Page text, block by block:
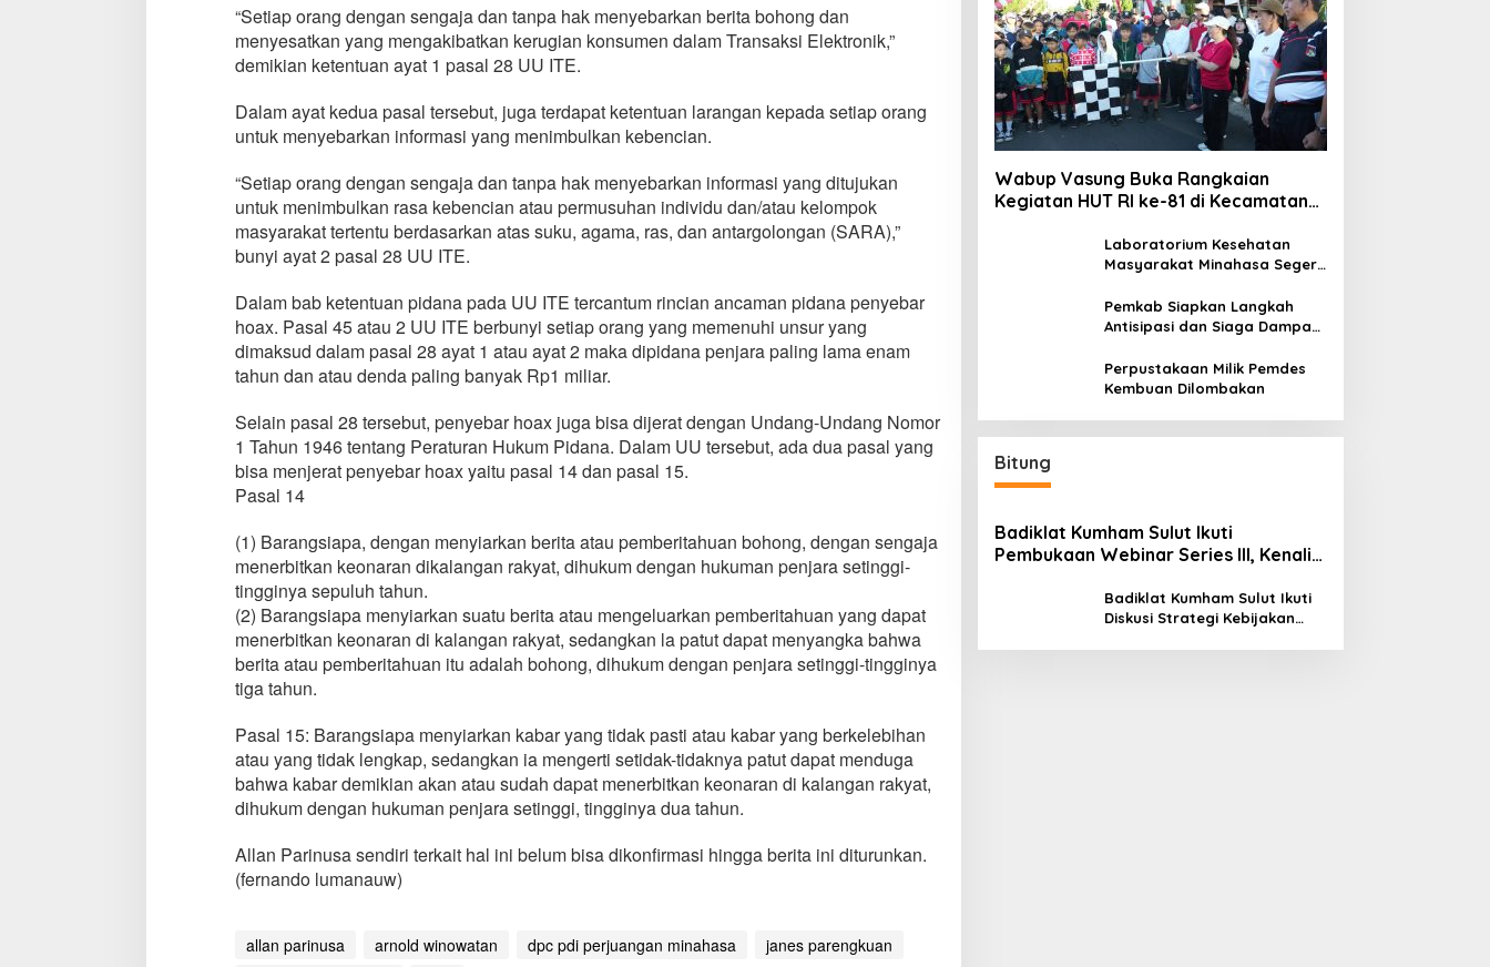
a
“Setiap orang dengan sengaja dan tanpa hak menyebarkan berita bohong dan
menyesatkan yang mengakibatkan kerugian konsumen dalam Transaksi Elektronik,”
demikian ketentuan ayat 1 pasal 28 UU ITE.
Dalam ayat kedua pasal tersebut, juga terdapat ketentuan larangan kepada setiap orang
untuk menyebarkan informasi yang menimbulkan kebencian.
“Setiap orang dengan sengaja dan tanpa hak menyebarkan informasi yang ditujukan
untuk menimbulkan rasa kebencian atau permusuhan individu dan/atau kelompok
masyarakat tertentu berdasarkan atas suku, agama, ras, dan antargolongan (SARA),”
bunyi ayat 2 pasal 28 UU ITE.
Dalam bab ketentuan pidana pada UU ITE tercantum rincian ancaman pidana penyebar
hoax. Pasal 45 atau 2 UU ITE berbunyi setiap orang yang memenuhi unsur yang
dimaksud dalam pasal 28 ayat 1 atau ayat 2 maka dipidana penjara paling lama enam
tahun dan atau denda paling banyak Rp1 miliar.
Selain pasal 28 tersebut, penyebar hoax juga bisa dijerat dengan Undang-Undang Nomor
1 Tahun 1946 tentang Peraturan Hukum Pidana. Dalam UU tersebut, ada dua pasal yang
bisa menjerat penyebar hoax yaitu pasal 14 dan pasal 15.
Pasal 14
(1) Barangsiapa, dengan menyiarkan berita atau pemberitahuan bohong, dengan sengaja
menerbitkan keonaran dikalangan rakyat, dihukum dengan hukuman penjara setinggi-
tingginya sepuluh tahun.
(2) Barangsiapa menyiarkan suatu berita atau mengeluarkan pemberitahuan yang dapat
menerbitkan keonaran di kalangan rakyat, sedangkan la patut dapat menyangka bahwa
berita atau pemberitahuan itu adalah bohong, dihukum dengan penjara setinggi-tingginya
tiga tahun.
Pasal 15: Barangsiapa menyiarkan kabar yang tidak pasti atau kabar yang berkelebihan
atau yang tidak lengkap, sedangkan ia mengerti setidak-tidaknya patut dapat menduga
bahwa kabar demikian akan atau sudah dapat menerbitkan keonaran di kalangan rakyat,
dihukum dengan hukuman penjara setinggi, tingginya dua tahun.
Allan Parinusa sendiri terkait hal ini belum bisa dikonfirmasi hingga berita ini diturunkan.
(fernando lumanauw)
allan parinusa arnold winowatan dpc pdi perjuangan minahasa
janes parengkuan
Wabup Vasung Buka Rangkaian
Kegiatan HUT RI ke-81 di Kecamatan
Laboratorium Kesehatan
Masyarakat Minahasa Segera
Pemkab Siapkan Langkah
Antisipasi dan Siaga Dampak
Perpustakaan Milik Pemdes
Kembuan Dilombakan
Bitung
Badiklat Kumham Sulut Ikuti
Pembukaan Webinar Series III, Kenali
Badiklat Kumham Sulut Ikuti
Diskusi Strategi Kebijakan